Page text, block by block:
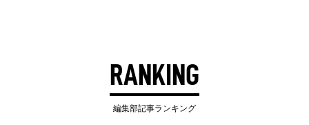
RANKING
編集部記事ランキング